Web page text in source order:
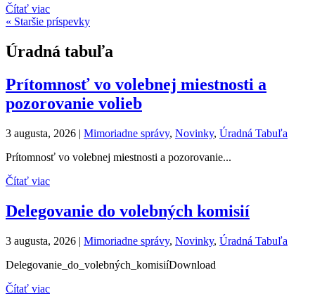
Čítať viac
« Staršie príspevky
Úradná tabuľa
Prítomnosť vo volebnej miestnosti a
pozorovanie volieb
3 augusta, 2026 | Mimoriadne správy, Novinky, Úradná Tabuľa
Prítomnosť vo volebnej miestnosti a pozorovanie...
Čítať viac
Delegovanie do volebných komisií
3 augusta, 2026 | Mimoriadne správy, Novinky, Úradná Tabuľa
Delegovanie_do_volebných_komisiíDownload
Čítať viac